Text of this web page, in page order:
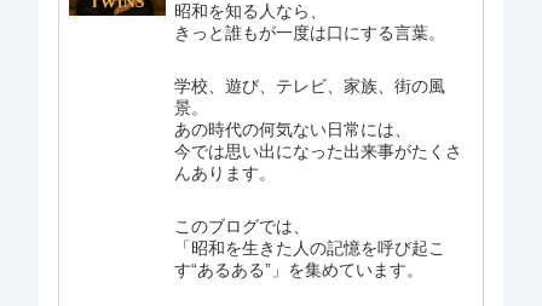
昭和を知る人なら、
きっと誰もが一度は口にする言葉。
学校、遊び、テレビ、家族、街の風
景。
あの時代の何気ない日常には、
今では思い出になった出来事がたくさ
んあります。
このブログでは、
「昭和を生きた人の記憶を呼び起こ
す“あるある”」を集めています。